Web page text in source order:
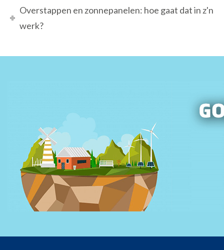
Overstappen en zonnepanelen: hoe gaat dat in z'n
werk?